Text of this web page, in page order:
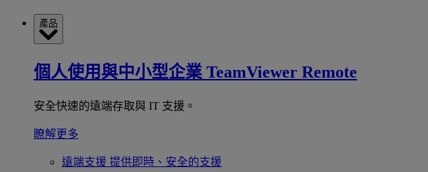
產品
個人使用與中小型企業 TeamViewer Remote
安全快速的遠端存取與 IT 支援。
瞭解更多
遠端支援 提供即時、安全的支援